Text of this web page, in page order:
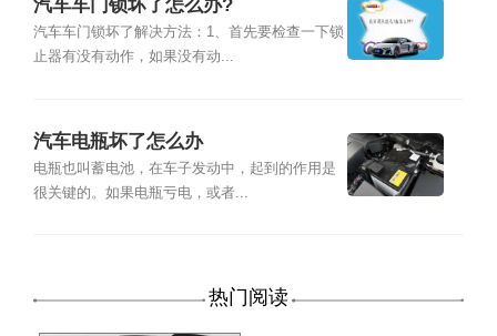
汽车车门锁坏了怎么办?
汽车车门锁坏了解决方法：1、首先要检查一下锁
止器有没有动作，如果没有动...
汽车电瓶坏了怎么办
电瓶也叫蓄电池，在车子发动中，起到的作用是
很关键的。如果电瓶亏电，或者...
热门阅读